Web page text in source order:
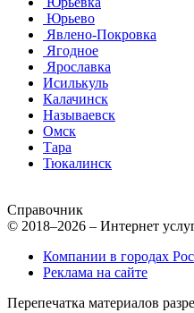
Юрьево
Явлено-Покровка
Ягодное
Ярославка
Исилькуль
Калачинск
Называевск
Омск
Тара
Тюкалинск
Справочник
© 2018–2026 – Интернет
Компании в городах
Реклама на сайте
Перепечатка материалов